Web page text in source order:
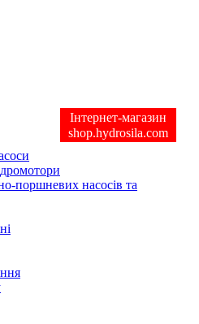
Інтернет-магазин
shop.hydrosila.com
поршневих насосів та